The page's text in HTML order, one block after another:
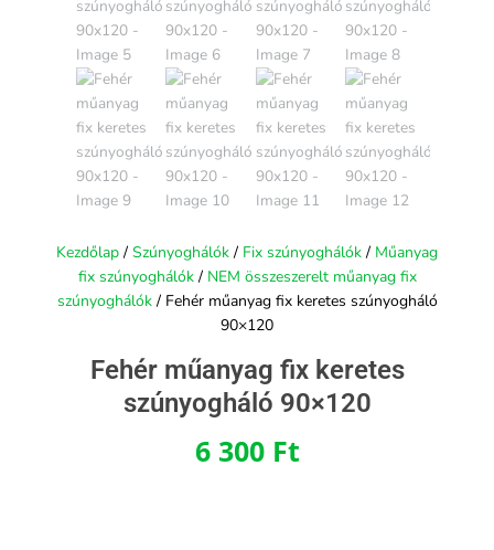
Kezdőlap / Szúnyoghálók / Fix szúnyoghálók / Műanyag
fix szúnyoghálók/ NEM összeszerelt műanyag fix
szúnyoghálók/ Fehér műanyag fix keretes szúnyogháló
90×120
Fehér műanyag fix keretes
szúnyogháló 90×120
6 300 Ft